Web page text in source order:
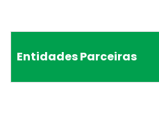
Entidades Parceiras